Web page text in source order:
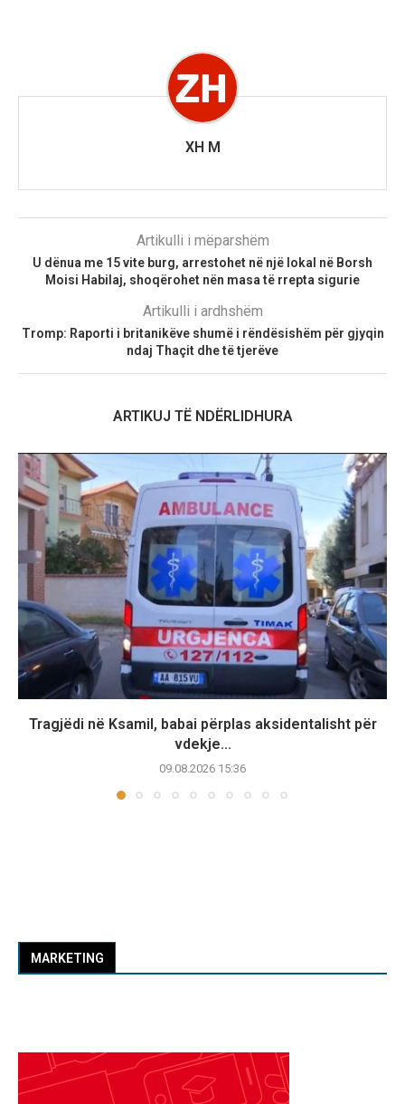
XH M
Artikulli i mëparshëm
U dënua me 15 vite burg, arrestohet në një lokal në Borsh
Moisi Habilaj, shoqërohet nën masa të rrepta sigurie
Artikulli i ardhshëm
Tromp: Raporti i britanikëve shumë i rëndësishëm për gjyqin
ndaj Thaçit dhe të tjerëve
ARTIKUJ TË NDËRLIDHURA
Tragjëdi në Ksamil, babai përplas aksidentalisht për
vdekje...
09.08.2026 15:36
MARKETING